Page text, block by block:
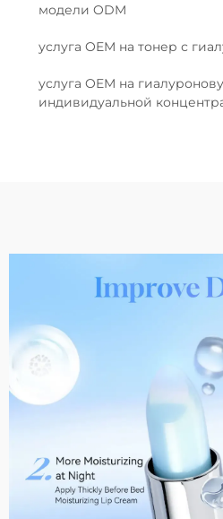
модели ODM
услуга OEM на тонер с
услуга OEM на
индивидуальной